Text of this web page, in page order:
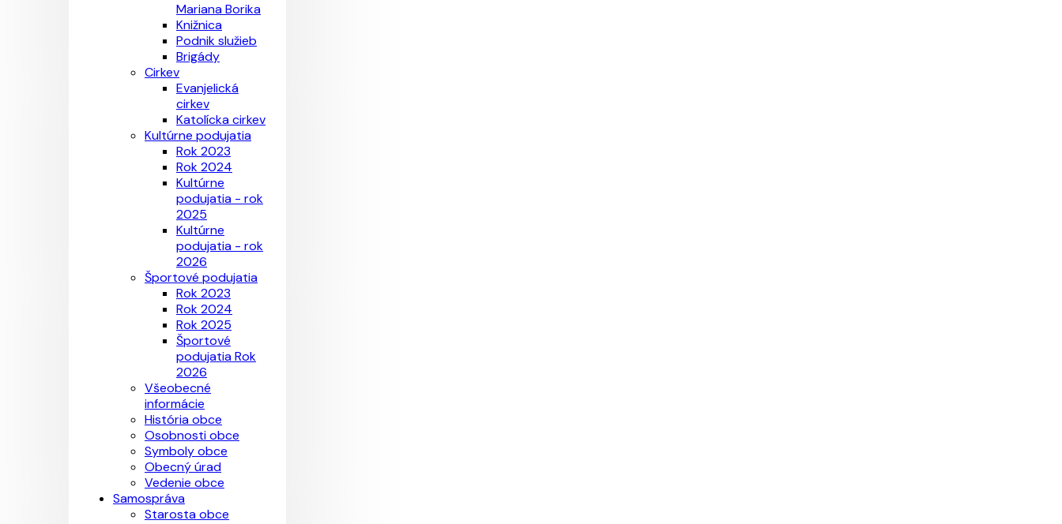
Mariana Borika
Knižnica
Podnik služieb
Brigády
Cirkev
Evanjelická
cirkev
Katolícka cirkev
Kultúrne podujatia
Rok 2023
Rok 2024
Kultúrne
podujatia - rok
2025
Kultúrne
podujatia - rok
2026
Športové podujatia
Rok 2023
Rok 2024
Rok 2025
Športové
podujatia Rok
2026
Všeobecné
informácie
História obce
Osobnosti obce
Symboly obce
Obecný úrad
Vedenie obce
Samospráva
Starosta obce